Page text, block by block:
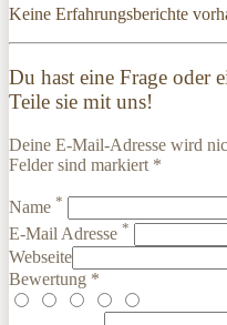
Keine Erfahrungsberichte
Du hast eine Frage oder
Teile sie mit uns!
Deine E-Mail-Adresse wird
Felder sind markiert *
Name *
E-Mail Adresse *
Webseite
Bewertung *